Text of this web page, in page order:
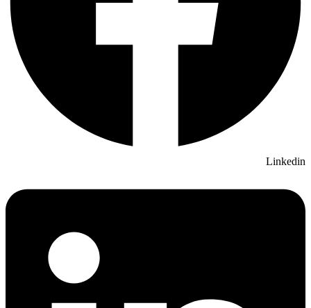
Linkedin